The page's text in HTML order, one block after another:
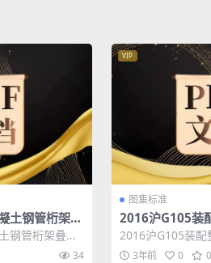
土钢管桁架叠
钢管桁架叠合
预应力...34
VIP
图集标准
2016沪G105装
图集
2016沪G105装配
集 图集名称：
3年前 0 0